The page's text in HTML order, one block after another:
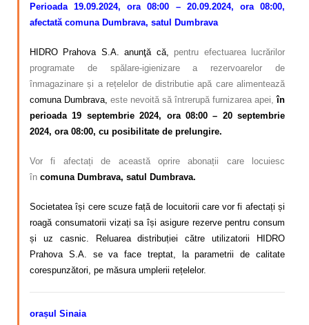
Perioada 19.09.2024, ora 08:00 – 20.09.2024, ora 08:00,
afectată comuna Dumbrava, satul Dumbrava
HIDRO Prahova S.A. anunţă că, pentru efectuarea lucrărilor
programate de spălare-igienizare a rezervoarelor de
înmagazinare și a rețelelor de distributie apă care alimentează
comuna Dumbrava, este nevoită să întrerupă furnizarea apei,în
perioada 19 septembrie 2024, ora 08:00 – 20 septembrie
2024, ora 08:00, cu posibilitate de prelungire.
Vor fi afectați de această oprire abonații care locuiesc
în comuna Dumbrava, satul Dumbrava.
Societatea își cere scuze față de locuitorii care vor fi afectați și
roagă consumatorii vizați sa își asigure rezerve pentru consum
și uz casnic. Reluarea distribuției către utilizatorii HIDRO
Prahova S.A. se va face treptat, la parametrii de calitate
corespunzători, pe măsura umplerii rețelelor.
orașul Sinaia